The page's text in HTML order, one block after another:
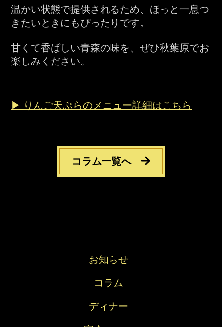
温かい状態で提供されるため、ほっと一息つ
きたいときにもぴったりです。
甘くて香ばしい青森の味を、ぜひ秋葉原でお
楽しみください。
▶ りんご天ぷらのメニュー詳細はこちら
コラム一覧へ
お知らせ
コラム
ディナー